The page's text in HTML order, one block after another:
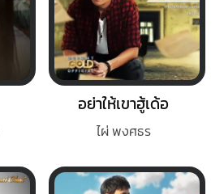
อย่าให้เขาฮู้เด้อ
ไผ่ พงศธร